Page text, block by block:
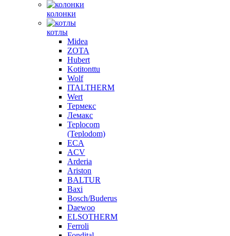
колонки
котлы
Midea
ZOTA
Hubert
Kotitonttu
Wolf
ITALTHERM
Wert
Термекс
Лемакс
Teplocom
(Teplodom)
ECA
ACV
Arderia
Ariston
BALTUR
Baxi
Bosch/Buderus
Daewoo
ELSOTHERM
Ferroli